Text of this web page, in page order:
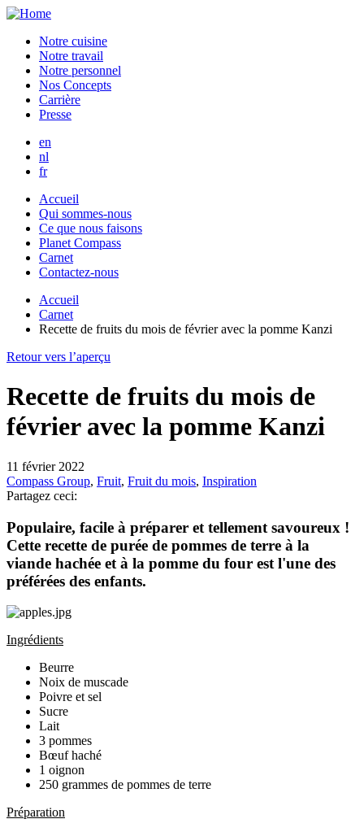
Aller
contenu
principal
Notre cuisine
Notre travail
Notre personnel
Nos Concepts
Carrière
Presse
en
nl
fr
Accueil
Qui sommes-nous
Ce que nous faisons
Planet Compass
Carnet
Contactez-nous
Accueil
Carnet
Recette de fruits du mois de février avec la pomme Kanzi
Retour vers l’aperçu
Recette de fruits du mois de
février avec la pomme Kanzi
11 février 2022
Compass Group, Fruit, Fruit du mois, Inspiration
Partagez ceci:
Populaire, facile à préparer et tellement savoureux !
Cette recette de purée de pommes de terre à la
viande hachée et à la pomme du four est l'une des
préférées des enfants.
Ingrédients
Beurre
Noix de muscade
Poivre et sel
Sucre
Lait
3 pommes
Bœuf haché
1 oignon
250 grammes de pommes de terre
Préparation